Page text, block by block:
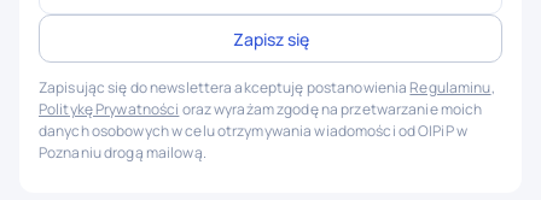
Zapisując się do newslettera akceptuję postanowienia Regulaminu,
Politykę Prywatności oraz wyrażam zgodę na przetwarzanie moich
danych osobowych w celu otrzymywania wiadomości od OIPiP w
Poznaniu drogą mailową.